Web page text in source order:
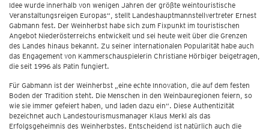
Idee wurde innerhalb von wenigen Jahren der größte weintouristische
Veranstaltungsreigen Europas“, stellt Landeshauptmannstellvertreter Ernest
Gabmann fest. Der Weinherbst habe sich zum Fixpunkt im touristischen
Angebot Niederösterreichs entwickelt und sei heute weit über die Grenzen
des Landes hinaus bekannt. Zu seiner internationalen Popularität habe auch
das Engagement von Kammerschauspielerin Christiane Hörbiger beigetragen,
die seit 1996 als Patin fungiert.
Für Gabmann ist der Weinherbst „eine echte Innovation, die auf dem festen
Boden der Tradition steht. Die Menschen in den Weinbauregionen feiern, so
wie sie immer gefeiert haben, und laden dazu ein“. Diese Authentizität
bezeichnet auch Landestourismusmanager Klaus Merkl als das
Erfolgsgeheimnis des Weinherbstes. Entscheidend ist natürlich auch die